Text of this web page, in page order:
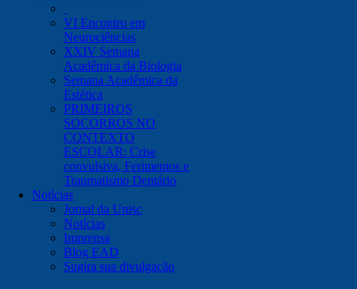
VI Encontro em
Neurociências
XXIV Semana
Acadêmica da Biologia
Semana Acadêmica da
Estética
PRIMEIROS
SOCORROS NO
CONTEXTO
ESCOLAR: Crise
convulsiva, Ferimentos e
Traumatismo Dentário
Notícias
Jornal da Unisc
Notícias
Imprensa
Blog EAD
Sugira sua divulgação